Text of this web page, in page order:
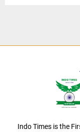
Indo Times is the